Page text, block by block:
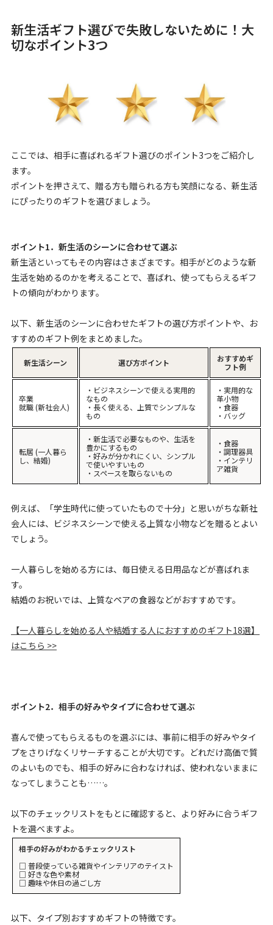
新生活ギフト選びで失敗しないために！大
切なポイント3つ
ここでは、相手に喜ばれるギフト選びのポイント3つをご紹介し
ます。
ポイントを押さえて、贈る方も贈られる方も笑顔になる、新生活
にぴったりのギフトを選びましょう。
ポイント1．新生活のシーンに合わせて選ぶ
新生活といってもその内容はさまざまです。相手がどのような新
生活を始めるのかを考えることで、喜ばれ、使ってもらえるギフ
トの傾向がわかります。
以下、新生活のシーンに合わせたギフトの選び方ポイントや、お
すすめのギフト例をまとめました。
新生活シーン 選び方ポイント
おすすめギ
フト例
卒業
就職 (新社会人)
・ビジネスシーンで使える実用的
なもの
・長く使える、上質でシンプルな
もの
・実用的な
革小物
・食器
・バッグ
転居 (一人暮ら
し、結婚)
・新生活で必要なものや、生活を
豊かにするもの
・好みが分かれにくい、シンプル
で使いやすいもの
・スペースを取らないもの
・食器
・調理器具
・インテリ
ア雑貨
例えば、「学生時代に使っていたもので十分」と思いがちな新社
会人には、ビジネスシーンで使える上質な小物などを贈るとよい
でしょう。
一人暮らしを始める方には、毎日使える日用品などが喜ばれま
す。
結婚のお祝いでは、上質なペアの食器などがおすすめです。
【一人暮らしを始める人や結婚する人におすすめのギフト18選】
はこちら >>
ポイント2．相手の好みやタイプに合わせて選ぶ
喜んで使ってもらえるものを選ぶには、事前に相手の好みやタイ
プをさりげなくリサーチすることが大切です。どれだけ高価で質
のよいものでも、相手の好みに合わなければ、使われないままに
なってしまうことも……。
以下のチェックリストをもとに確認すると、より好みに合うギフ
トを選べますよ。
相手の好みがわかるチェックリスト
□ 普段使っている雑貨やインテリアのテイスト
□ 好きな色や素材
□ 趣味や休日の過ごし方
以下、タイプ別おすすめギフトの特徴です。